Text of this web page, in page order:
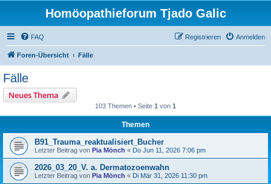
Homöopathieforum Tjado Galic
FAQ Anmelden
Registrieren
Foren-Übersicht Fälle
Fälle
Neues Thema
103 Themen • Seite 1 von 1
Themen
B91_Trauma_reaktualisiert_Bucher
Letzter Beitrag von Pia Mönch « Do Jun 11, 2026 7:06 pm
2026_03_20_V. a. Dermatozoenwahn
Letzter Beitrag von Pia Mönch « Di Mär 31, 2026 11:30 pm